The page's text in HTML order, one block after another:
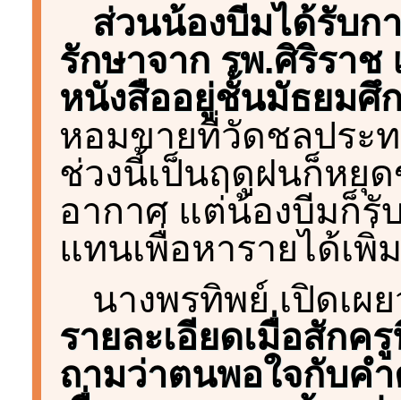
ส่วนน้องบีมได้รับก
รักษาจาก รพ.ศิริราช
หนังสืออยู่ชั้นมัธยมศึ
หอมขายที่วัดชลประ
ช่วงนี้เป็นฤดูฝนก็หยุ
อากาศ แต่น้องบีมก็รั
แทนเพื่อหารายได้เพิ่ม
นางพรทิพย์ เปิดเผ
รายละเอียดเมื่อสักค
ถามว่าตนพอใจกับค